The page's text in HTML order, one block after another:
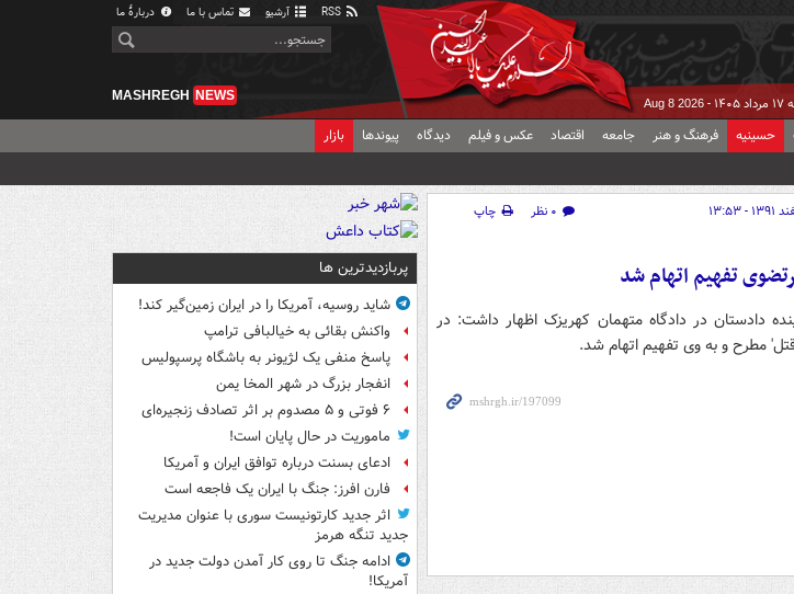
آرشیو تماس با ما دربارهٔ ما
-
Aug 8 2026
MASHREGH NEWS
حسینیه فرهنگ و هنر جامعه اقتصاد عکس و فیلم دیدگاه پیوندها بازار
۰ نظر
چاپ
تفهیم اتهام شد
دادستان در دادگاه متهمان کهریزک اظهار داشت: در
مطرح و به وی تفهیم اتهام شد.
پربازدیدترین ها
شاید روسیه، آمریکا را در ایران زمین‌گیر کند!
واکنش بقائی به خیالبافی ترامپ
پاسخ منفی یک لژیونر به باشگاه پرسپولیس
انفجار بزرگ در شهر المخا یمن
۶ فوتی و ۵ مصدوم بر اثر تصادف زنجیره‌ای
ماموریت در حال پایان است!
ادعای بسنت درباره توافق ایران و آمریکا
فارن افرز: جنگ با ایران یک فاجعه است
اثر جدید کارتونیست سوری با عنوان مدیریت
جدید تنگه هرمز
ادامه جنگ تا روی کار آمدن دولت جدید در
آمریکا!